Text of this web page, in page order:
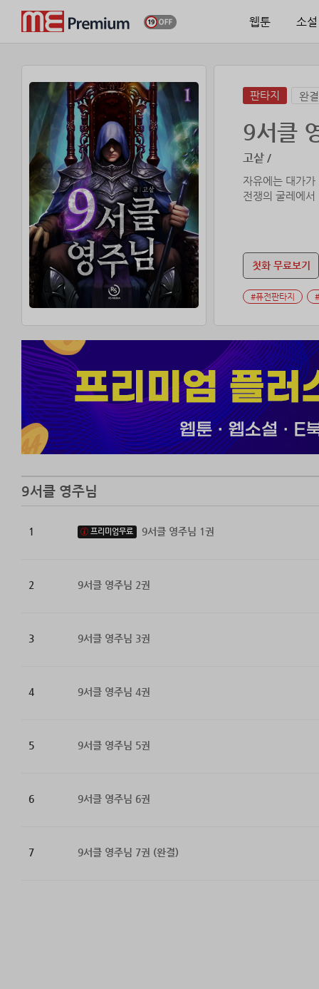
웹툰 소설
판타지 완결
9서클
고샅 /
자유에는 대가가
전쟁의 굴레에
첫화 무료보기
#퓨전판타지
9서클 영주님
1 프리미엄무료 9서클 영주님 1권
2 9서클 영주님 2권
3 9서클 영주님 3권
4 9서클 영주님 4권
5 9서클 영주님 5권
6 9서클 영주님 6권
7 9서클 영주님 7권 (완결)